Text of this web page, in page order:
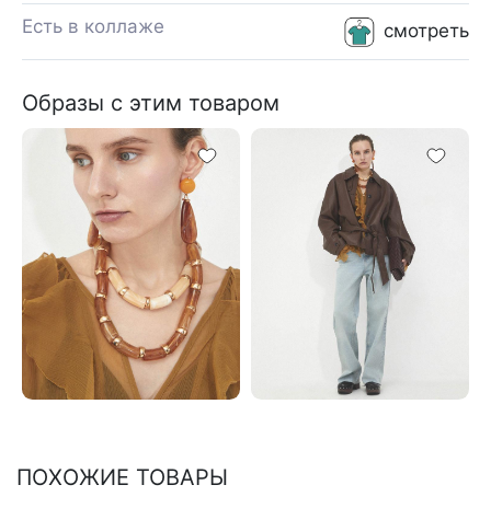
смотреть
Есть в коллаже
Образы с этим товаром
ПОХОЖИЕ ТОВАРЫ